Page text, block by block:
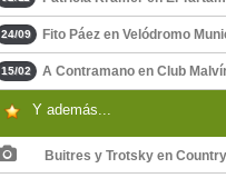
24/09 Fito Páez en Velódromo
15/02 A Contramano en Club
Y además...
Buitres y Trotsky en